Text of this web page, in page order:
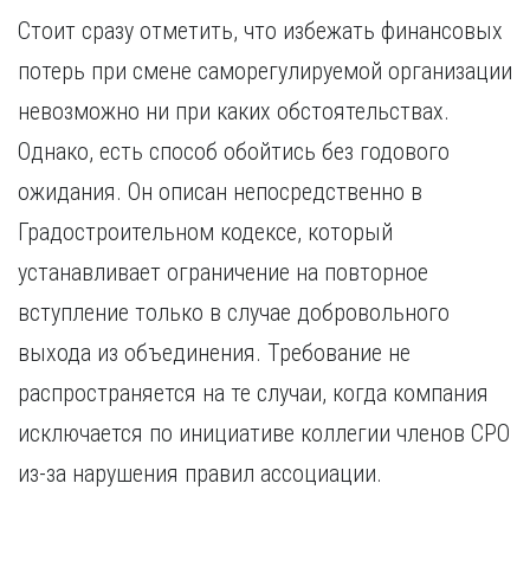
Стоит сразу отметить, что избежать финансовых
потерь при смене саморегулируемой организации
невозможно ни при каких обстоятельствах.
Однако, есть способ обойтись без годового
ожидания. Он описан непосредственно в
Градостроительном кодексе, который
устанавливает ограничение на повторное
вступление только в случае добровольного
выхода из объединения. Требование не
распространяется на те случаи, когда компания
исключается по инициативе коллегии членов СРО
из-за нарушения правил ассоциации.